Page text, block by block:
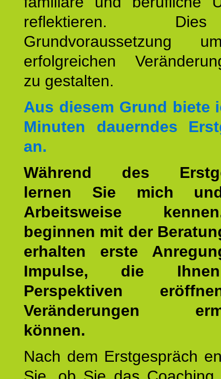
reflektieren.
Grundvoraussetzung
erfolgreichen
zu gestalten.
Aus diesem Grund biete
Minuten dauerndes
an.
Während des
lernen Sie mich
Arbeitsweise
beginnen mit der
erhalten erste
Impulse, die
Perspektiven
Veränderungen
können.
Nach dem Erstgespräch